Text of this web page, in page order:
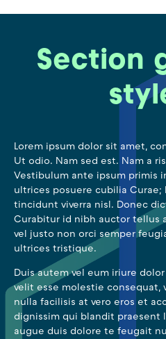
Section
Lorem ipsum dolor sit amet,
Ut odio. Nam sed est. Nam a
Vestibulum ante ipsum primis
ultrices posuere cubilia
tincidunt viverra nisl. Donec
Curabitur id nibh auctor tellus
vel justo non orci semper
ultrices tristique.
Duis autem vel eum iriure
velit esse molestie consequat,
nulla facilisis at vero eros et
dignissim qui blandit praesent
augue duis dolore te feugait